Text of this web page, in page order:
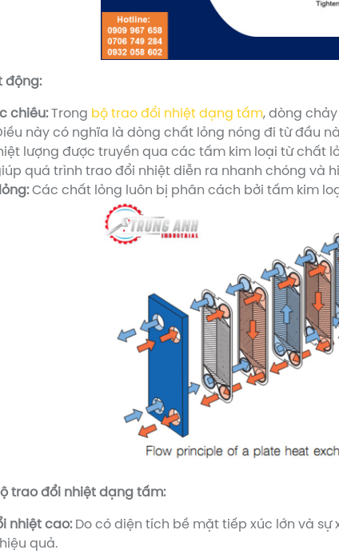
động:
chiều:Trong bộ trao đổi nhiệt dạng tấm, dòng
này có nghĩa là dòng chất lỏng nóng đi từ đầu
lượng được truyền qua các tấm kim loại từ chất
quá trình trao đổi nhiệt diễn ra nhanh chóng và
Các chất lỏng luôn bị phân cách bởi tấm kim
trao đổi nhiệt dạng tấm:
nhiệt cao:Do có diện tích bề mặt tiếp xúc lớn và
quả.